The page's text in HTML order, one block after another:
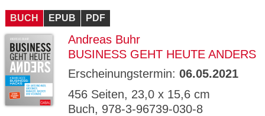
BUCH EPUB PDF
Andreas Buhr
BUSINESS GEHT HEUTE ANDERS
Erscheinungstermin: 06.05.2021
456 Seiten, 23,0 x 15,6 cm
Buch, 978-3-96739-030-8